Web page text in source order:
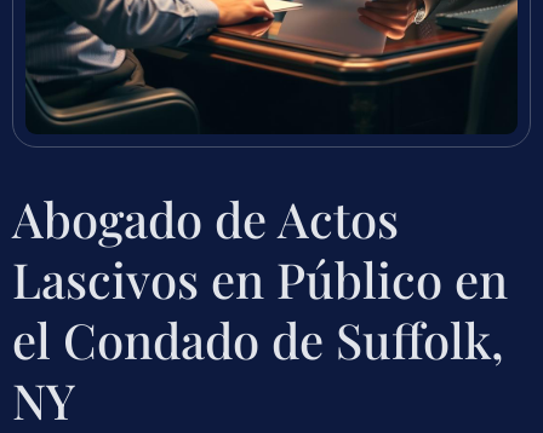
Abogado de Actos
Lascivos en Público en
el Condado de Suffolk,
NY